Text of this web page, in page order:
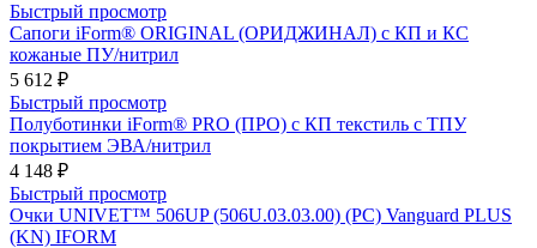
Быстрый просмотр
Сапоги iForm® ORIGINAL (ОРИДЖИНАЛ) с КП и КС
кожаные ПУ/нитрил
5 612 ₽
Быстрый просмотр
Полуботинки iForm® PRO (ПРО) с КП текстиль с ТПУ
покрытием ЭВА/нитрил
4 148 ₽
Быстрый просмотр
Очки UNIVET™ 506UP (506U.03.03.00) (РС) Vanguard PLUS
(KN) IFORM